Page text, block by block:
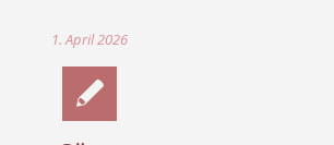
1. April 2026